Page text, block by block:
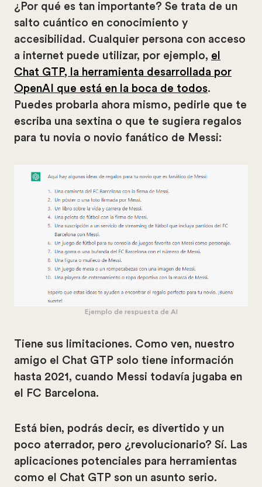
¿Por qué es tan importante? Se trata de un
salto cuántico en conocimiento y
accesibilidad. Cualquier persona con acceso
a internet puede utilizar, por ejemplo, el
Chat GTP, la herramienta desarrollada por
OpenAI que está en la boca de todos.
Puedes probarla ahora mismo, pedirle que te
escriba una sextina o que te sugiera regalos
para tu novia o novio fanático de Messi:
Ejemplo de respuesta de AI
Tiene sus limitaciones. Como ven, nuestro
amigo el Chat GTP solo tiene información
hasta 2021, cuando Messi todavía jugaba en
el FC Barcelona.
Está bien, podrás decir, es divertido y un
poco aterrador, pero ¿revolucionario? Sí. Las
aplicaciones potenciales para herramientas
como el Chat GTP son un asunto serio.